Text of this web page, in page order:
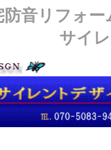
音リフォ
サイ